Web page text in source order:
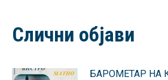
Слични објави
БАРОМЕТАР НА